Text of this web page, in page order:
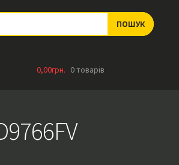
ПОШУК
0,00грн. 0 товарів